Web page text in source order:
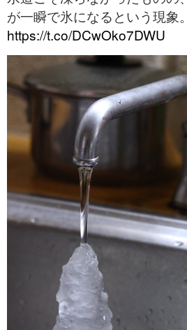
が一瞬で氷になるという現象
https://t.co/DCwOko7DWU